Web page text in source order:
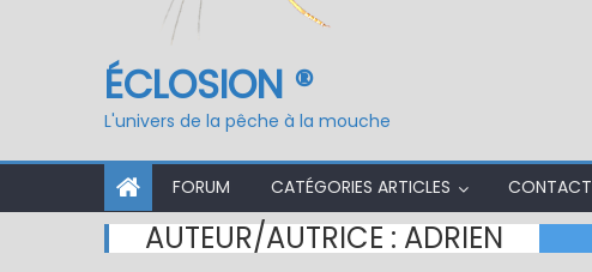
ÉCLOSION ®
L'univers de la pêche à la mouche
FORUM CATÉGORIES ARTICLES CONTACT
AUTEUR/AUTRICE :ADRIEN